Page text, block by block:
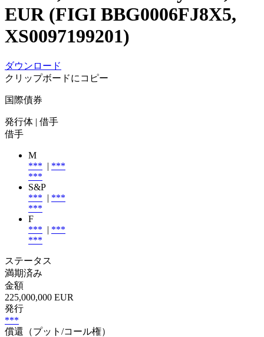
EUR (FIGI BBG0006FJ8X5,
XS0097199201)
ダウンロード
クリップボードにコピー
国際債券
発行体 | 借手
借手
M
*** | ***
***
S&P
*** | ***
***
F
*** | ***
***
ステータス
満期済み
金額
225,000,000 EUR
発行
***
償還（プット/コール権）